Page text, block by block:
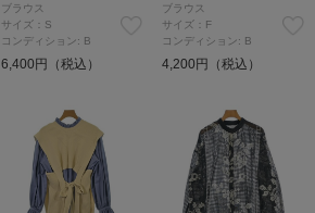
ブラウス
サイズ：S
コンディション: B
6,400円（税込）
ブラウス
サイズ：F
コンディション: B
4,200円（税込）